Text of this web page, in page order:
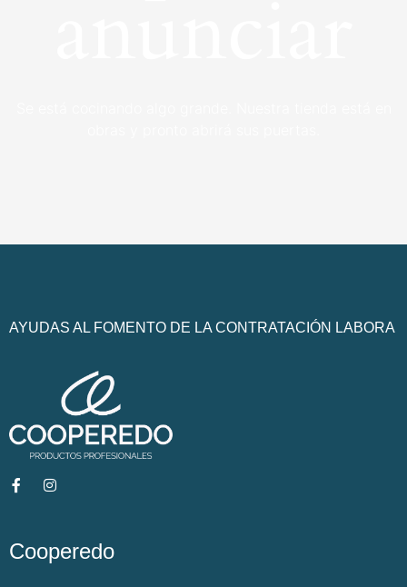
AYUDAS AL FOMENTO DE LA CONTRATACIÓN LABORA
Cooperedo